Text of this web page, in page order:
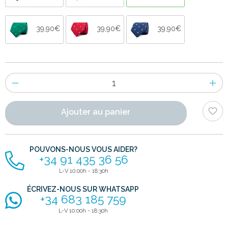
39,90€ 39,90€ 39,90€
Nombre
d'items
Ajouter au panier
POUVONS-NOUS VOUS AIDER?
+34 91 435 36 56
L-V 10:00h - 18:30h
ÉCRIVEZ-NOUS SUR WHATSAPP
+34 683 185 759
L-V 10:00h - 18:30h